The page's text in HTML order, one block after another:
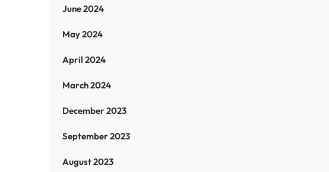
June 2024
May 2024
April 2024
March 2024
December 2023
September 2023
August 2023